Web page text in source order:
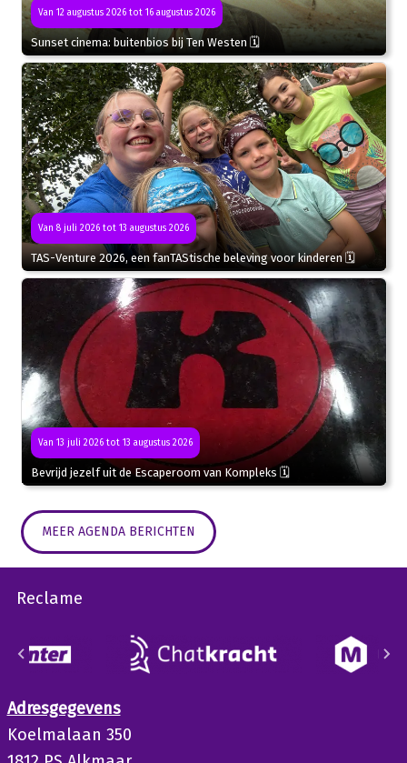
Van 12 augustus 2026 tot 16 augustus 2026
Sunset cinema: buitenbios bij Ten Westen 🗓
Van 8 juli 2026 tot 13 augustus 2026
TAS-Venture 2026, een fanTAStische beleving voor kinderen 🗓
Van 13 juli 2026 tot 13 augustus 2026
Bevrijd jezelf uit de Escaperoom van Kompleks 🗓
MEER AGENDA BERICHTEN
Reclame
Adresgegevens
Koelmalaan 350